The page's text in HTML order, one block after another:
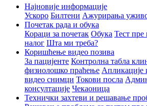
Најновије информације
Ускоро Билтени Ажурирања
Почетак рада и обука
Кораци за почетак Обука Тест пре
налог Шта ми треба?
Коришћење видео позива
За пацијенте Контролна табла
физиолошко праћење Апликације
видео снимци Токови посла
консултације Чекаоница
Технички захтеви и решавање